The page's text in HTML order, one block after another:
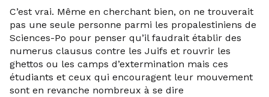
C’est vrai. Même en cherchant bien, on ne trouverait
pas une seule personne parmi les propalestiniens de
Sciences-Po pour penser qu’il faudrait établir des
numerus clausus contre les Juifs et rouvrir les
ghettos ou les camps d’extermination mais ces
étudiants et ceux qui encouragent leur mouvement
sont en revanche nombreux à se dire